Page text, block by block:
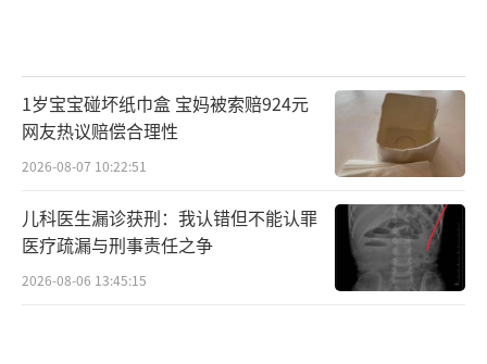
1岁宝宝碰坏纸巾盒 宝妈被索赔924元
网友热议赔偿合理性
2026-08-07 10:22:51
儿科医生漏诊获刑：我认错但不能认罪
医疗疏漏与刑事责任之争
2026-08-06 13:45:15